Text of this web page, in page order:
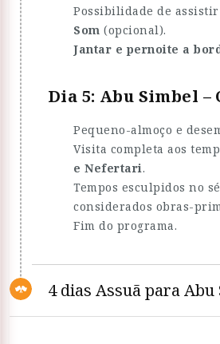
Possibilidade de assistir
Som (opcional).
Jantar e pernoite a
Dia 5: Abu Simbel –
Pequeno-almoço e
Visita completa aos
e Nefertari.
Tempos esculpidos no
considerados obras-
Fim do programa.
4 dias Assuã para Abu